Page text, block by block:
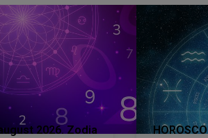
august 2026. Zodia